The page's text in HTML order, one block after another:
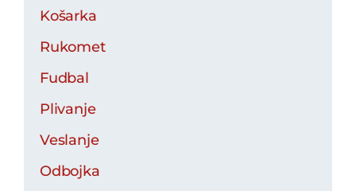
Košarka
Rukomet
Fudbal
Plivanje
Veslanje
Odbojka